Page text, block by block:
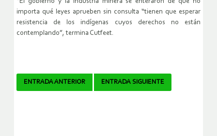
importa qué leyes aprueben sin consulta “tienen que esperar
resistencia de los indígenas cuyos derechos no están
contemplando”, termina Cutfeet.
Navegador
ENTRADA ANTERIOR ENTRADA SIGUIENTE